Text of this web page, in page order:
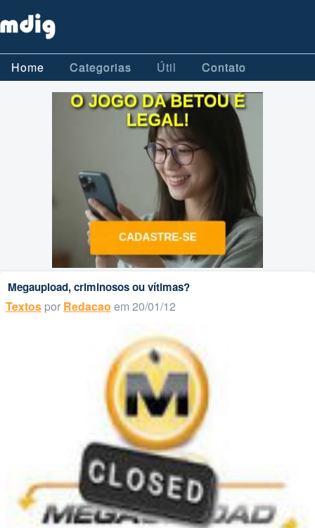
Home Categorias Útil Contato
Megaupload, criminosos ou vítimas?
Textos por Redacao em 20/01/12